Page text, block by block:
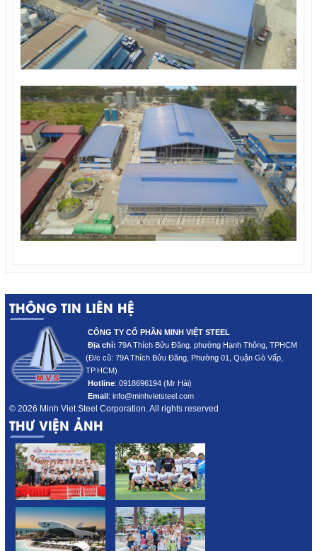
THÔNG TIN LIÊN HỆ
CÔNG TY CỔ PHẦN MINH VIỆT STEEL
Địa chỉ: 79A Thích Bửu Đăng. phường Hạnh Thông, TPHCM
(Đ/c cũ: 79A Thích Bửu Đăng , Phường 01, Quận Gò Vấp,
TP.HCM)
Hotline:0918696194 (Mr Hải)
Email : info@minhvietsteel.com
© 2026 Minh Viet Steel Corporation. All rights reserved
THƯ VIỆN ẢNH